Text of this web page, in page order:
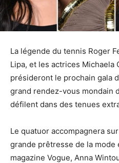
La légende du tennis Roger
Lipa, et les actrices
présideront le prochain gala
grand rendez-vous mondain
défilent dans des tenues
Le quatuor accompagnera
grande prêtresse de la
magazine Vogue, Anna